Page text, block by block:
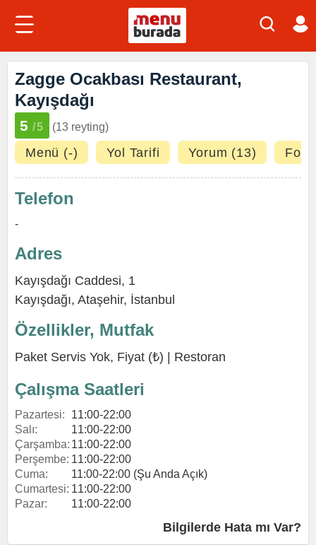
Zagge Ocakbası Restaurant,
Kayışdağı
5 /5 (13 reyting)
Menü (-) Yol Tarifi Yorum (13)
Telefon
-
Adres
Kayışdağı Caddesi, 1
Kayışdağı, Ataşehir, İstanbul
Özellikler, Mutfak
Paket Servis Yok, Fiyat (₺) | Restoran
Çalışma Saatleri
Pazartesi:
11:00-22:00
Salı:
11:00-22:00
Çarşamba: 11:00-22:00
Perşembe: 11:00-22:00
Cuma:
11:00-22:00 (Şu Anda Açık)
Cumartesi: 11:00-22:00
Pazar:
11:00-22:00
Bilgilerde Hata mı Var?